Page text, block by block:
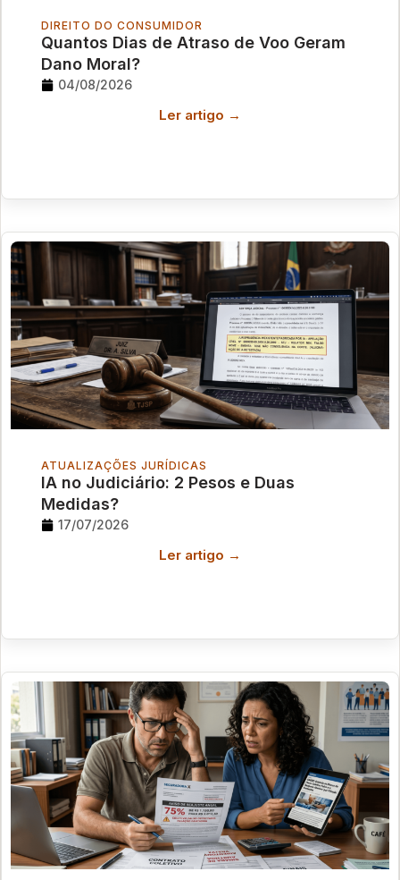
DIREITO DO CONSUMIDOR
Quantos Dias de Atraso de Voo Geram
Dano Moral?
04/08/2026
Ler artigo →
ATUALIZAÇÕES JURÍDICAS
IA no Judiciário: 2 Pesos e Duas
Medidas?
17/07/2026
Ler artigo →